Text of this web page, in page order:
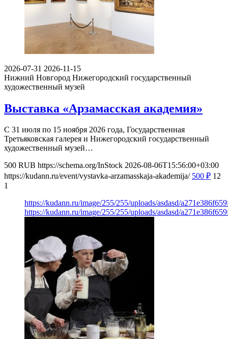
2026-07-31 2026-11-15
Нижний Новгород Нижегородский государственный
художественный музей
Выставка «Арзамасская академия»
С 31 июля по 15 ноября 2026 года, Государственная
Третьяковская галерея и Нижегородский государственный
художественный музей…
500 RUB https://schema.org/InStock 2026-08-06T15:56:00+03:00
https://kudann.ru/event/vystavka-arzamasskaja-akademija/ 500 ₽ 12
1
https://kudann.ru/image/255/255/uploads/asdasd/
https://kudann.ru/image/255/255/uploads/asdasd/